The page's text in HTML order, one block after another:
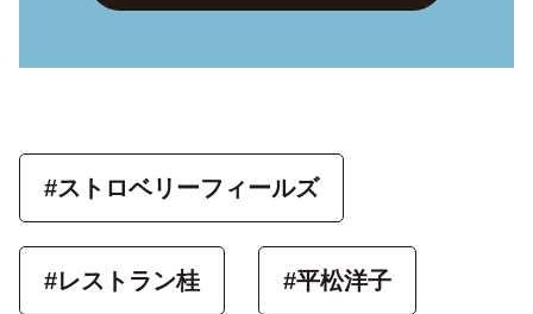
#ストロベリーフィールズ
#レストラン桂 #平松洋子